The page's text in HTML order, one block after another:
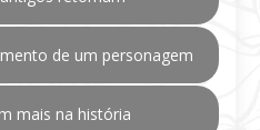
de um personagem
mais na história